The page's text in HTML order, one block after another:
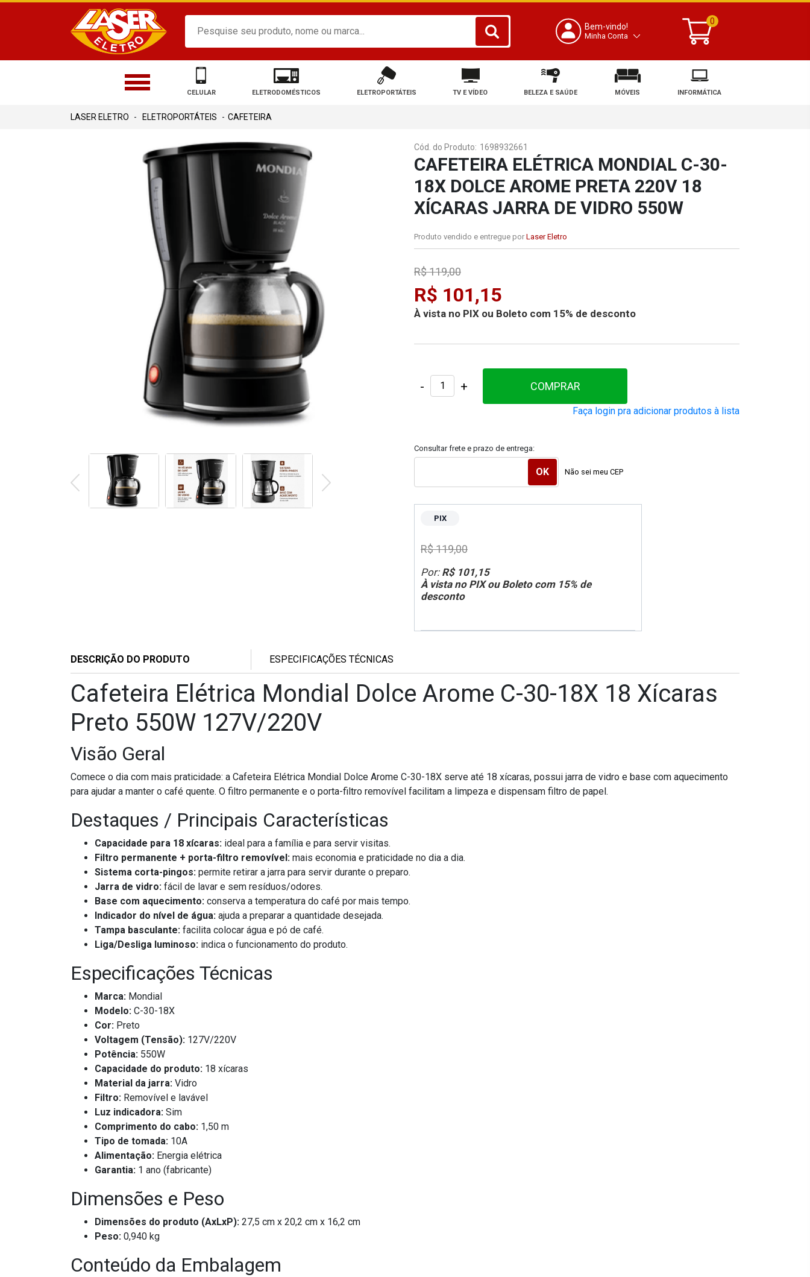
Bem-vindo!
Minha Conta
0
CELULAR ELETRODOMÉSTICOS ELETROPORTÁTEIS TV E VÍDEO BELEZA E SAÚDE MÓVEIS INFORMÁTICA
ELETROPORTÁTEIS CAFETEIRA
Cód. do Produto: 1698932661
CAFETEIRA ELÉTRICA MONDIAL C-30-
18X DOLCE AROME PRETA 220V 18
XÍCARAS JARRA DE VIDRO 550W
Produto vendido e entregue por Laser Eletro
R$ 101,15
À vista no PIX ou Boleto com 15% de desconto
R$ 119,00
- + COMPRAR
Faça login pra adicionar produtos à lista
Consultar frete e prazo de entrega:
Não sei meu CEP
PIX
Por: R$ 101,15
À vista no PIX ou Boleto com 15% de
desconto
R$ 119,00
DESCRIÇÃO DO PRODUTO ESPECIFICAÇÕES TÉCNICAS
Cafeteira Elétrica Mondial Dolce Arome C-30-18X 18 Xícaras
Preto 550W 127V/220V
Visão Geral
Comece o dia com mais praticidade: a Cafeteira Elétrica Mondial Dolce Arome C-30-18X serve até 18 xícaras, possui jarra de vidro e base com aquecimento
para ajudar a manter o café quente. O filtro permanente e o porta-filtro removível facilitam a limpeza e dispensam filtro de papel.
Destaques / Principais Características
Capacidade para 18 xícaras: ideal para a família e para servir visitas.
Filtro permanente + porta-filtro removível: mais economia e praticidade no dia a dia.
Sistema corta-pingos: permite retirar a jarra para servir durante o preparo.
Jarra de vidro: fácil de lavar e sem resíduos/odores.
Base com aquecimento: conserva a temperatura do café por mais tempo.
Indicador do nível de água: ajuda a preparar a quantidade desejada.
Tampa basculante: facilita colocar água e pó de café.
Liga/Desliga luminoso: indica o funcionamento do produto.
Especificações Técnicas
Marca: Mondial
Modelo: C-30-18X
Cor: Preto
Voltagem (Tensão): 127V/220V
Potência: 550W
Capacidade do produto: 18 xícaras
Material da jarra: Vidro
Filtro: Removível e lavável
Luz indicadora: Sim
Comprimento do cabo: 1,50 m
Tipo de tomada: 10A
Alimentação: Energia elétrica
Garantia: 1 ano (fabricante)
Dimensões e Peso
Dimensões do produto (AxLxP): 27,5 cm x 20,2 cm x 16,2 cm
Peso: 0,940 kg
Conteúdo da Embalagem